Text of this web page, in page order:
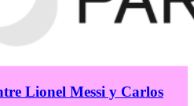
Lionel Messi y Carlos